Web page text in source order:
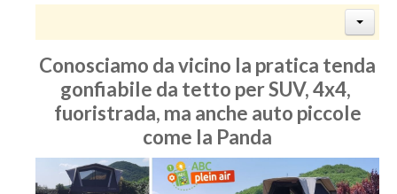
Conosciamo da vicino la pratica tenda
gonfiabile da tetto per SUV, 4x4,
fuoristrada, ma anche auto piccole
come la Panda